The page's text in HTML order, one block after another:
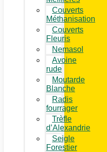
Couverts
Méthanisation
Couverts
Fleuris
Nemasol
Avoine
rude
Moutarde
Blanche
Radis
fourrager
Trèfle
d’Alexandrie
Seigle
Forestier